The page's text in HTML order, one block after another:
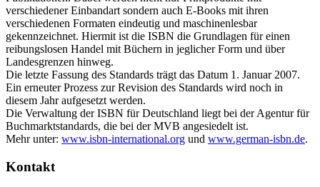
verschiedener Einbandart sondern auch E-Books mit ihren
verschiedenen Formaten eindeutig und maschinenlesbar
gekennzeichnet. Hiermit ist die ISBN die Grundlagen für einen
reibungslosen Handel mit Büchern in jeglicher Form und über
Landesgrenzen hinweg.
Die letzte Fassung des Standards trägt das Datum 1. Januar 2007.
Ein erneuter Prozess zur Revision des Standards wird noch in
diesem Jahr aufgesetzt werden.
Die Verwaltung der ISBN für Deutschland liegt bei der Agentur für
Buchmarktstandards, die bei der MVB angesiedelt ist.
Mehr unter: www.isbn-international.org und www.german-isbn.de.
Kontakt